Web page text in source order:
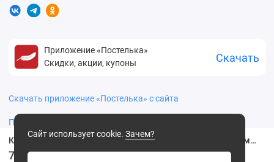
Комплект постельного белья евро из сатина с наволочками 50х70 2 шт и с наволочками 70х70 2 шт Однотонное Valtery
7999 8999 ₽
Сайт использует cookie. Зачем?
Приложение «Постелька»
Скидки, акции, купоны
Скачать
Скачать приложение «Постелька» с сайта
Политика конфиденциальности